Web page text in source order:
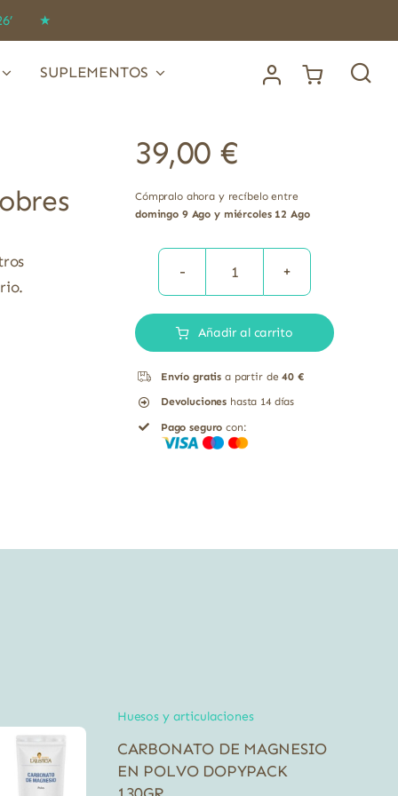
★
SUPLEMENTOS
39,00 €
Cómpralo ahora y recíbelo entre
domingo 9 Ago y miércoles 12 Ago
Ergyflex
Marino
Nutergia
30
Sobres
Añadir al carrito
Envío gratis a partir de40 €
Devoluciones hasta 14 días
Pago seguro con:
Huesos y articulaciones
CARBONATO DE MAGNESIO
EN POLVO DOPYPACK